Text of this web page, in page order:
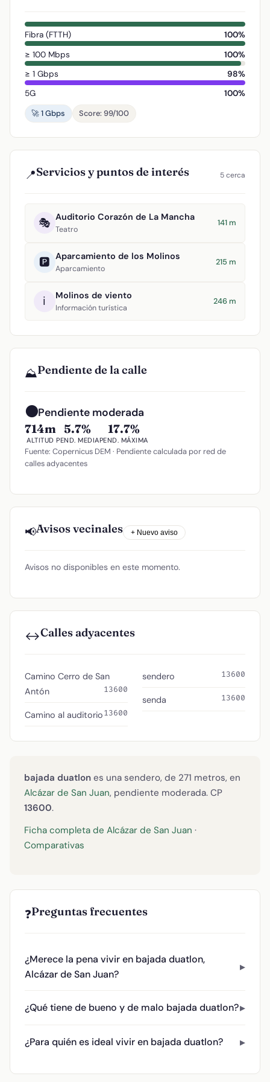
Fibra (FTTH)
100%
≥ 100 Mbps
100%
≥ 1 Gbps
98%
5G
100%
🚀 1 Gbps
Score: 99/100
📍Servicios y puntos de interés 5 cerca
🎭 Auditorio Corazón de La Mancha
Teatro
141 m
🅿️ Aparcamiento de los Molinos
Aparcamiento
215 m
ℹ️ Molinos de viento
Información turística
246 m
⛰️Pendiente de la calle
🟠Pendiente moderada
714m
ALTITUD
5.7%
PEND. MEDIA
17.7%
PEND. MÁXIMA
Fuente: Copernicus DEM · Pendiente calculada por red de
calles adyacentes
📢Avisos vecinales + Nuevo aviso
Avisos no disponibles en este momento.
↔️Calles adyacentes
Camino Cerro de San
Antón
13600
Camino al auditorio13600
sendero 13600
senda 13600
bajada duatlon es una sendero, de 271 metros, en
Alcázar de San Juan, pendiente moderada. CP
13600.
Ficha completa de Alcázar de San Juan ·
Comparativas
❓Preguntas frecuentes
¿Merece la pena vivir en bajada duatlon,
Alcázar de San Juan?
¿Qué tiene de bueno y de malo bajada duatlon?
¿Para quién es ideal vivir en bajada duatlon?